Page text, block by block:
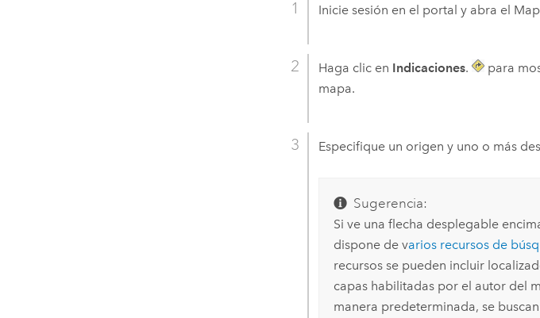
Inicie sesión en el portal y abra el
Haga clic en Indicaciones. para
mapa.
Especifique un origen y uno o más
Sugerencia:
Si ve una flecha desplegable
dispone de varios recursos de
recursos se pueden incluir
capas habilitadas por el autor del
manera predeterminada, se